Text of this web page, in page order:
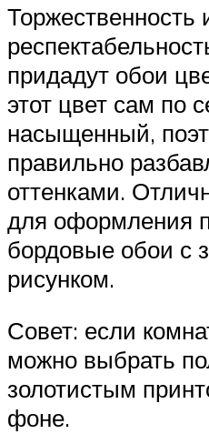
Торжественность
придадут обои
этот цвет сам по
насыщенный,
правильно
оттенками.
для оформления
бордовые обои с
рисунком.
Совет: если
можно выбрать
золотистым
фоне.